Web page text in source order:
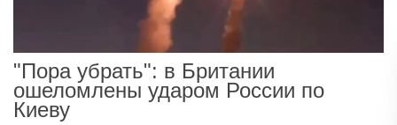
"Пора убрать": в Британии
ошеломлены ударом России по
Киеву